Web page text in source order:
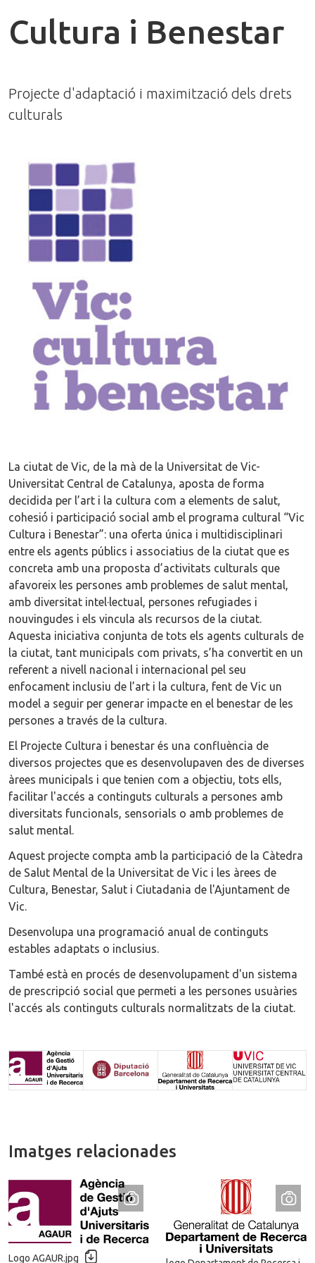
Cultura i Benestar
Projecte d'adaptació i maximització dels drets
culturals
La ciutat de Vic, de la mà de la Universitat de Vic-
Universitat Central de Catalunya, aposta de forma
decidida per l’art i la cultura com a elements de salut,
cohesió́ i participació́ social amb el programa cultural “Vic
Cultura i Benestar”: una oferta única i multidisciplinari
entre els agents públics i associatius de la ciutat que es
concreta amb una proposta d’activitats culturals que
afavoreix les persones amb problemes de salut mental,
amb diversitat intel·lectual, persones refugiades i
nouvingudes i els vincula als recursos de la ciutat.
Aquesta iniciativa conjunta de tots els agents culturals de
la ciutat, tant municipals com privats, s’ha convertit en un
referent a nivell nacional i internacional pel seu
enfocament inclusiu de l’art i la cultura, fent de Vic un
model a seguir per generar impacte en el benestar de les
persones a través de la cultura.
El Projecte Cultura i benestar és una confluència de
diversos projectes que es desenvolupaven des de diverses
àrees municipals i que tenien com a objectiu, tots ells,
facilitar l'accés a continguts culturals a persones amb
diversitats funcionals, sensorials o amb problemes de
salut mental.
Aquest projecte compta amb la participació de la Càtedra
de Salut Mental de la Universitat de Vic i les àrees de
Cultura, Benestar, Salut i Ciutadania de l'Ajuntament de
Vic.
Desenvolupa una programació anual de continguts
estables adaptats o inclusius.
També està en procés de desenvolupament d'un sistema
de prescripció social que permeti a les persones usuàries
l'accés als continguts culturals normalitzats de la ciutat.
Imatges relacionades
Logo AGAUR.jpg
D